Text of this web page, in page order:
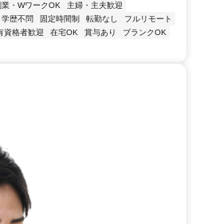
業・WワークOK
主婦・主夫歓迎
学歴不問 固定時間制 転勤なし
フルリモート
資格者歓迎 在宅OK 賞与あり
ブランクOK